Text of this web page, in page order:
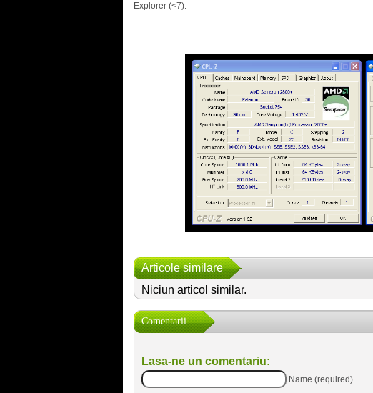
Explorer (<7).
Articole similare
Niciun articol similar.
Comentarii
Lasa-ne un comentariu:
Name (required)